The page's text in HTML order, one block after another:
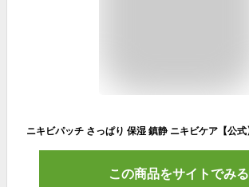
この商品をサイトでみる